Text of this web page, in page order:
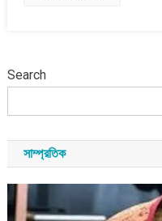
Search
সাম্প্রতিক